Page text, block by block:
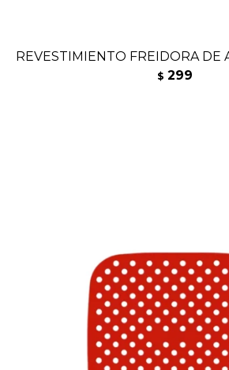
REVESTIMIENTO FREIDORA DE
$ 299